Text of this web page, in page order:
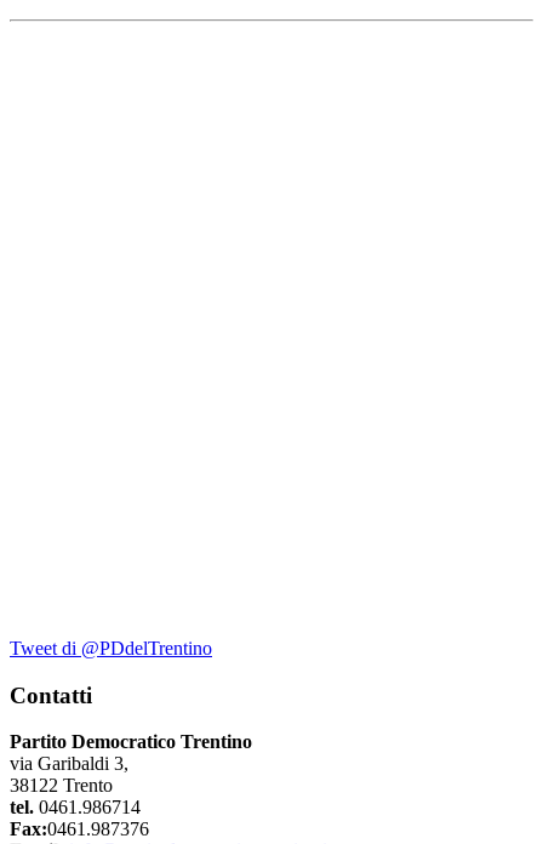
Tweet di @PDdelTrentino
Contatti
Partito Democratico Trentino
via Garibaldi 3,
38122 Trento
tel. 0461.986714
Fax:0461.987376